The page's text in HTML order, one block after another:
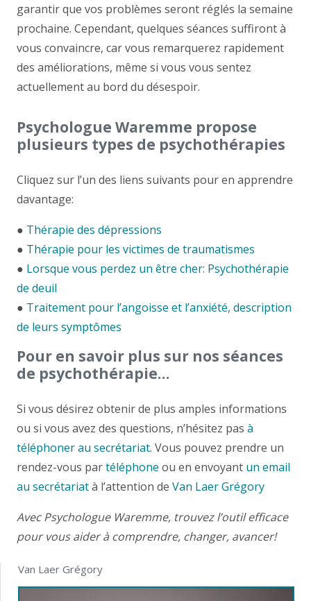
garantir que vos problèmes seront réglés la semaine
prochaine. Cependant, quelques séances suffiront à
vous convaincre, car vous remarquerez rapidement
des améliorations, même si vous vous sentez
actuellement au bord du désespoir.
Psychologue Waremme propose
plusieurs types de psychothérapies
Cliquez sur l’un des liens suivants pour en apprendre
davantage:
● Thérapie des dépressions
● Thérapie pour les victimes de traumatismes
● Lorsque vous perdez un être cher: Psychothérapie
de deuil
● Traitement pour l’angoisse et l’anxiété, description
de leurs symptômes
Pour en savoir plus sur nos séances
de psychothérapie…
Si vous désirez obtenir de plus amples informations
ou si vous avez des questions, n’hésitez pas à
téléphoner au secrétariat. Vous pouvez prendre un
rendez-vous partéléphone ou en envoyant un email
au secrétariatà l’attention de Van Laer Grégory
Avec Psychologue Waremme, trouvez l’outil efficace
pour vous aider à comprendre, changer, avancer!
Van Laer Grégory